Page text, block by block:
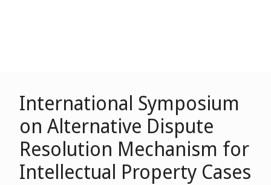
International Symposium
on Alternative Dispute
Resolution Mechanism for
Intellectual Property Cases